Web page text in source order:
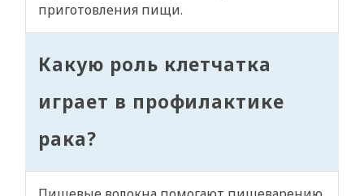
приготовления пищи.
Какую роль клетчатка
играет в профилактике
рака?